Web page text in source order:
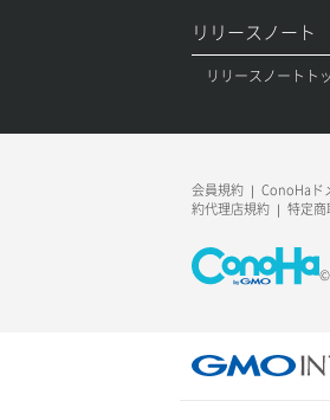
ネットワ
ーク用）
ネットワ
ーク用）
ネットワ
ポート作
リスナー
リスナー
ロードバ
コンテナ
コンテナ
リリースノート
リリースノートト
会員規約 ConoHaド
約代理店規約
特定
©